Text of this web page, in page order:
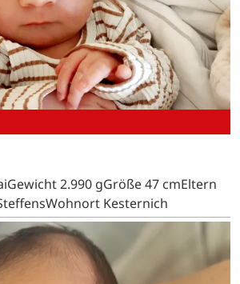
2.990 gGröße 47 cmEltern
Kesternich